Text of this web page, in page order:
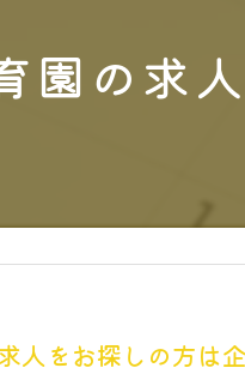
園の
求人をお探しの方